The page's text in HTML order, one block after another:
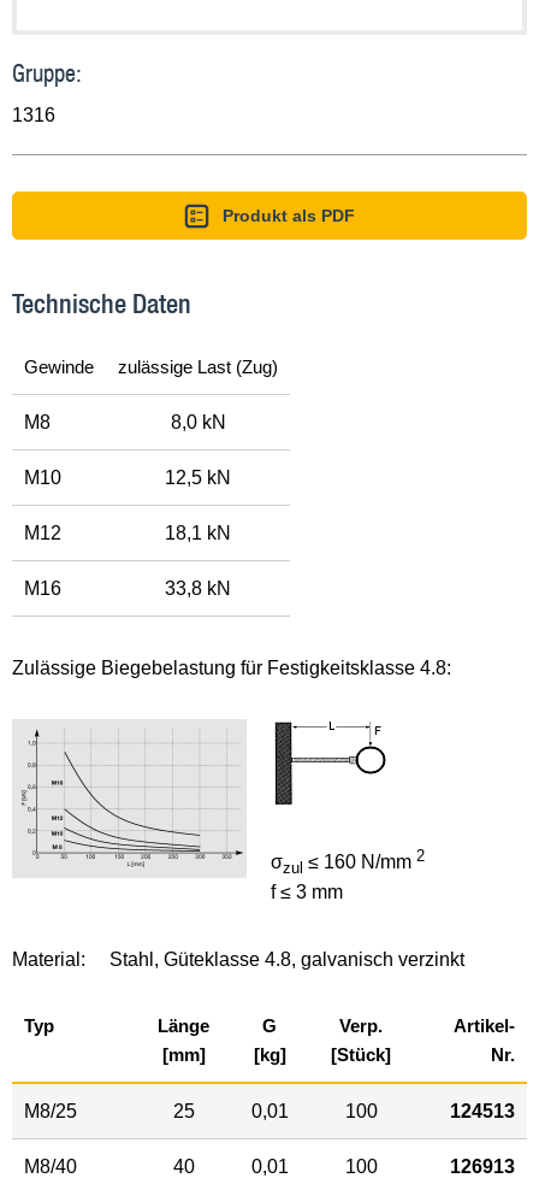
Gruppe:
1316
Produkt als PDF
Technische Daten
Gewinde zulässige Last (Zug)
M8 8,0 kN
M10 12,5 kN
M12 18,1 kN
M16 33,8 kN
Zulässige Biegebelastung für Festigkeitsklasse 4.8:
σzul ≤ 160 N/mm 2
f ≤ 3 mm
Material: Stahl, Güteklasse 4.8, galvanisch verzinkt
Typ
Länge
[mm]
G
[kg]
Verp.
[Stück]
Artikel-
Nr.
M8/25 25 0,01 100 124513
M8/40 40 0,01 100 126913